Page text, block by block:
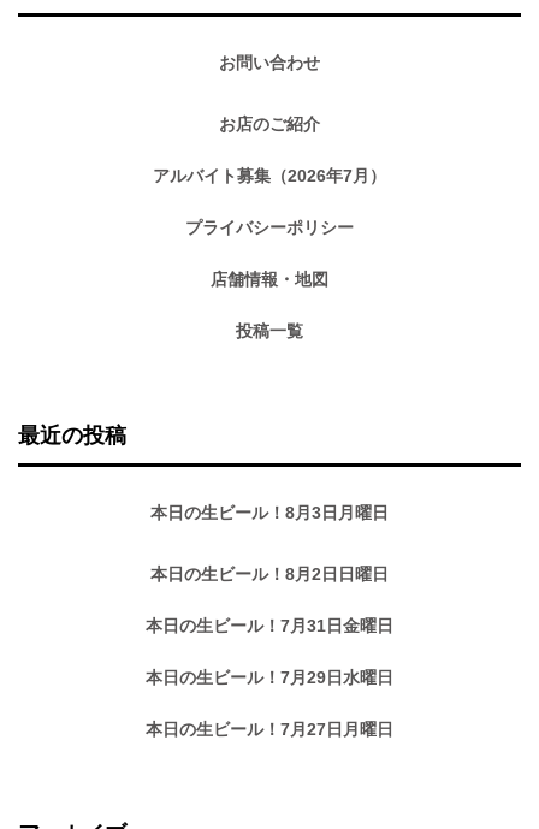
お問い合わせ
お店のご紹介
アルバイト募集（2026年7月）
プライバシーポリシー
店舗情報・地図
投稿一覧
最近の投稿
本日の生ビール！8月3日月曜日
本日の生ビール！8月2日日曜日
本日の生ビール！7月31日金曜日
本日の生ビール！7月29日水曜日
本日の生ビール！7月27日月曜日